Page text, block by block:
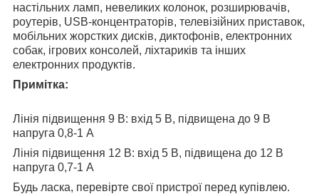
настільних ламп, невеликих колонок, розширювачів,
роутерів, USB-концентраторів, телевізійних приставок,
мобільних жорстких дисків, диктофонів, електронних
собак, ігрових консолей, ліхтариків та інших
електронних продуктів.
Примітка:
Лінія підвищення 9 В: вхід 5 В, підвищена до 9 В
напруга 0,8-1 А
Лінія підвищення 12 В: вхід 5 В, підвищена до 12 В
напруга 0,7-1 А
Будь ласка, перевірте свої пристрої перед купівлею.